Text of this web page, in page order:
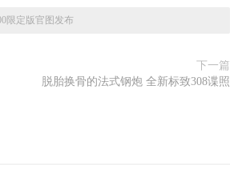
限定版官图发布
下一篇
脱胎换骨的法式钢炮 全新标致308谍照